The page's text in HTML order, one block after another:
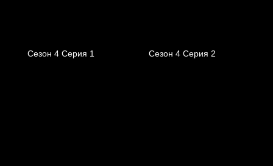
Сезон 4 Серия 1 Сезон 4 Серия 2